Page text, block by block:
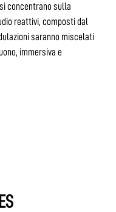
concentrano sulla
reattivi, composti dal
saranno miscelati
immersiva e